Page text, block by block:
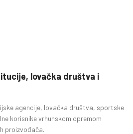
lovačka društva i
agencije, lovačka društva, sportske
korisnike vrhunskom opremom
proizvođača.